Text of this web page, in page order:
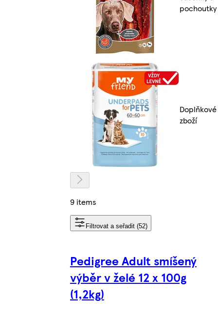
pochoutky
Doplňkové
zboží
9 items
Filtrovat a seřadit (52)
Pedigree Adult smíšený
výběr v želé 12 x 100g
(1,2kg)